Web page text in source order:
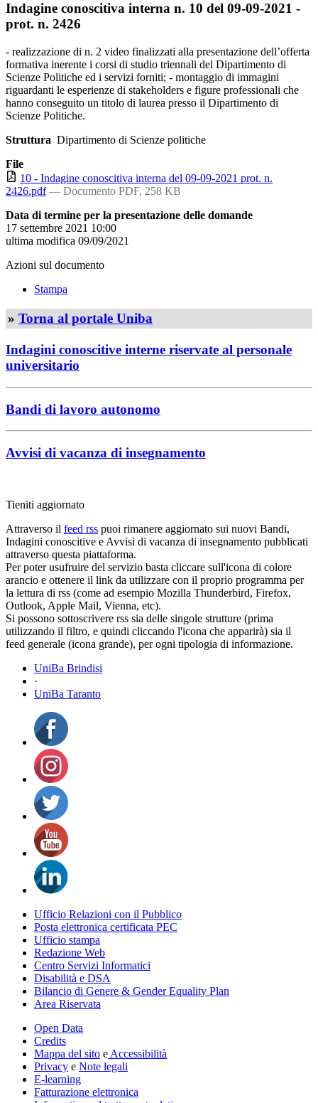
Indagine conoscitiva interna n. 10 del 09-09-2021 -
prot. n. 2426
- realizzazione di n. 2 video finalizzati alla presentazione dell’offerta
formativa inerente i corsi di studio triennali del Dipartimento di
Scienze Politiche ed i servizi forniti; - montaggio di immagini
riguardanti le esperienze di stakeholders e figure professionali che
hanno conseguito un titolo di laurea presso il Dipartimento di
Scienze Politiche.
Struttura Dipartimento di Scienze politiche
File
10 - Indagine conoscitiva interna del 09-09-2021 prot. n.
2426.pdf — Documento PDF, 258 KB
Data di termine per la presentazione delle domande
17 settembre 2021 10:00
ultima modifica 09/09/2021
Azioni sul documento
Stampa
» Torna al portale Uniba
Indagini conoscitive interne riservate al personale
universitario
Bandi di lavoro autonomo
Avvisi di vacanza di insegnamento
Tieniti aggiornato
Attraverso il feed rss puoi rimanere aggiornato sui nuovi Bandi,
Indagini conoscitive e Avvisi di vacanza di insegnamento pubblicati
attraverso questa piattaforma.
Per poter usufruire del servizio basta cliccare sull'icona di colore
arancio e ottenere il link da utilizzare con il proprio programma per
la lettura di rss (come ad esempio Mozilla Thunderbird, Firefox,
Outlook, Apple Mail, Vienna, etc).
Si possono sottoscrivere rss sia delle singole strutture (prima
utilizzando il filtro, e quindi cliccando l'icona che apparirà) sia il
feed generale (icona grande), per ogni tipologia di informazione.
UniBa Brindisi
·
UniBa Taranto
Ufficio Relazioni con il Pubblico
Posta elettronica certificata PEC
Ufficio stampa
Redazione Web
Centro Servizi Informatici
Disabilità e DSA
Bilancio di Genere & Gender Equality Plan
Area Riservata
Open Data
Credits
Mappa del sito e Accessibilità
Privacy e Note legali
E-learning
Fatturazione elettronica